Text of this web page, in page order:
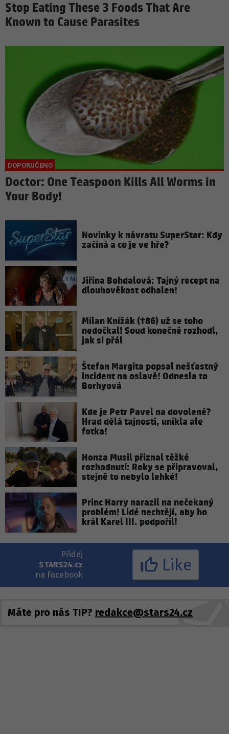
Stop Eating These 3 Foods That Are
Known to Cause Parasites
Doctor: One Teaspoon Kills All Worms in
Your Body!
Novinky k návratu SuperStar: Kdy
začíná a co je ve hře?
Jiřina Bohdalová: Tajný recept na
dlouhověkost odhalen!
Milan Knížák (†86) už se toho
nedočkal! Soud konečně rozhodl,
jak si přál
Štefan Margita popsal nešťastný
incident na oslavě! Odnesla to
Borhyová
Kde je Petr Pavel na dovolené?
Hrad dělá tajnosti, unikla ale
fotka!
Honza Musil přiznal těžké
rozhodnutí: Roky se připravoval,
stejně to nebylo lehké!
Princ Harry narazil na nečekaný
problém! Lidé nechtějí, aby ho
král Karel III. podpořil!
Přidej
STARS24.cz
na Facebook
Like
Máte pro nás TIP? redakce@stars24.cz